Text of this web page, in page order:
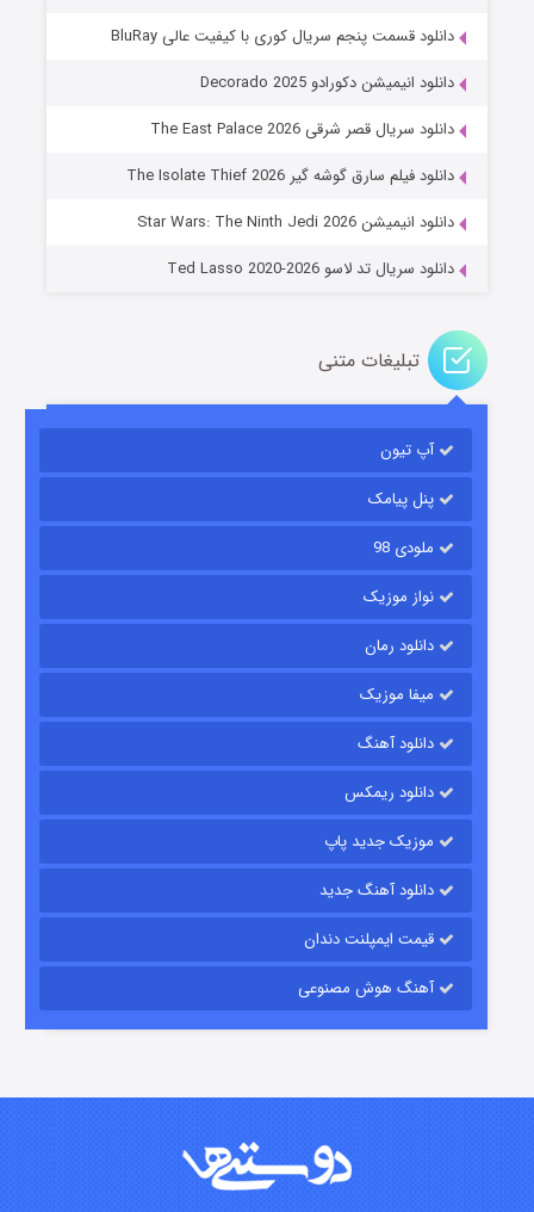
جادوگری در مغولستان
قسمت۱۴ (زیرنویس) منتشر شد
قسمت
قسمت۲ (دوبله) منتشر شد
دانلود قسمت پنجم سریال کوری با کیفیت عالی BluRay
دانلود انیمیشن دکورادو Decorado 2025
دانلود سریال قصر شرقی The East Palace 2026
دانلود فیلم سارق گوشه گیر The Isolate Thief 2026
دانلود انیمیشن Star Wars: The Ninth Jedi 2026
دانلود سریال تد لاسو Ted Lasso 2020-2026
تبلیغات متنی
آپ تیون
پنل پیامک
ملودی 98
نواز موزیک
دانلود رمان
میفا موزیک
دانلود آهنگ
دانلود ریمکس
موزیک جدید پاپ
دانلود آهنگ جدید
قیمت ایمپلنت دندان
آهنگ هوش مصنوعی